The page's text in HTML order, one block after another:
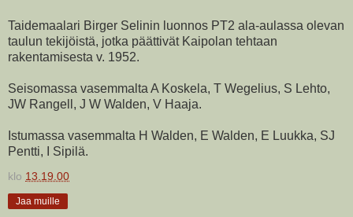
Taidemaalari Birger Selinin luonnos PT2 ala-aulassa olevan
taulun tekijöistä, jotka päättivät Kaipolan tehtaan
rakentamisesta v. 1952.
Seisomassa vasemmalta A Koskela, T Wegelius, S Lehto,
JW Rangell, J W Walden, V Haaja.
Istumassa vasemmalta H Walden, E Walden, E Luukka, SJ
Pentti, I Sipilä.
klo 13.19.00
Jaa muille